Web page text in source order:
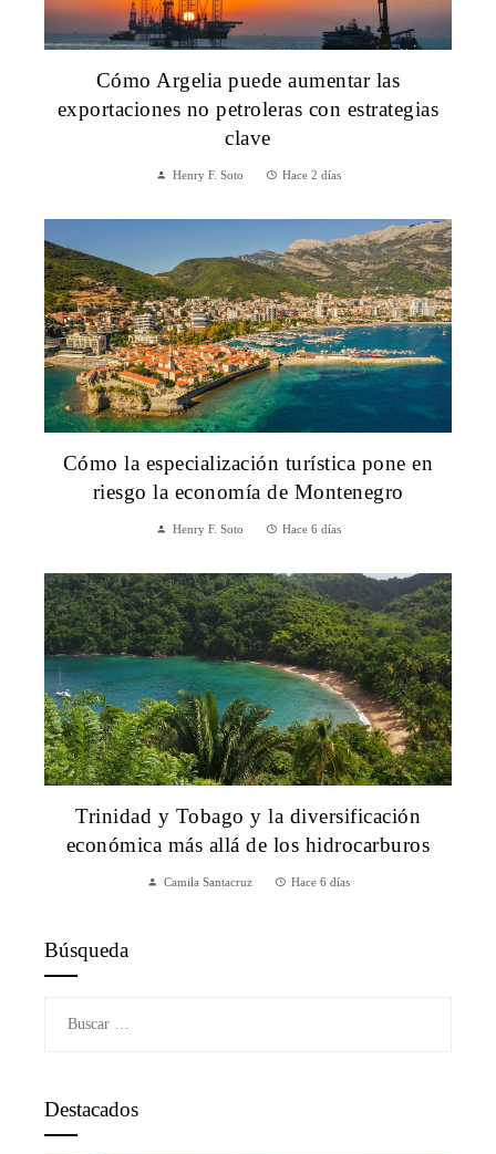
Cómo Argelia puede aumentar las
exportaciones no petroleras con estrategias
clave
Henry F. Soto Hace 2 días
Cómo la especialización turística pone en
riesgo la economía de Montenegro
Henry F. Soto Hace 6 días
Trinidad y Tobago y la diversificación
económica más allá de los hidrocarburos
Camila Santacruz Hace 6 días
Búsqueda
Destacados